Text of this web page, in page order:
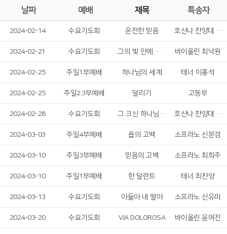
날짜 예배 제목 특송자
2024-02-14 수요기도회 온전한 믿음 호산나 찬양대 여성 솔리스트
2024-02-21 수요기도회 그의 빛 안에 살면 바이올린 최낙원
2024-02-25 주일1부예배 하나님의 세계 테너 이홍석
2024-02-25 주일2.3부예배 달리기 고등부
2024-02-28 수요기도회 그 크신 하나님의 사랑 호산나 찬양대 남성 솔리스트
2024-03-03 주일4부예배 욥의 고백 소프라노 신문경
2024-03-10 주일3부예배 믿음의 고백 소프라노 최희주
2024-03-10 주일1부예배 한 달란트 테너 최찬양
2024-03-13 수요기도회 아들아 내 딸아 소프라노 신유미
2024-03-20 수요기도회 VIA DOLOROSA 바이올린 윤여진